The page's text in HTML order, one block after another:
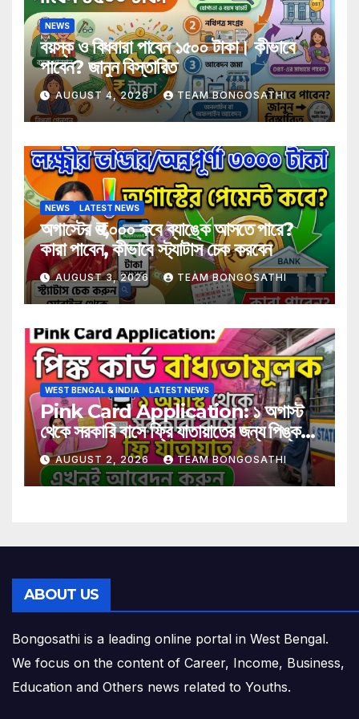
NEWS
বয়স্ক ও বিধবারা পাবেন ১৫০০ টাকা। কীভাবে
পাবেন? জানুন বিস্তারিত
AUGUST 4, 2026 TEAM BONGOSATHI
NEWS LATEST NEWS
অগাস্টের ₹৩,০০০ কবে ব্যাঙ্কে আসতে পারে?
কারা পাবেন, কীভাবে স্ট্যাটাস চেক করবেন
AUGUST 3, 2026 TEAM BONGOSATHI
WEST BENGAL & INDIA LATEST NEWS
Pink Card Application: ১ অগাস্ট
থেকে সরকারি বাসে ফ্রি যাতায়াতের জন্য পিঙ্ক
কার্ড বাধ্যতামূলক? আবেদন করুন এখনই
AUGUST 2, 2026 TEAM BONGOSATHI
ABOUT US
Bongosathi is a leading online portal in West Bengal.
We focus on the content of Career, Income, Business,
Education and Others news related to Youths.